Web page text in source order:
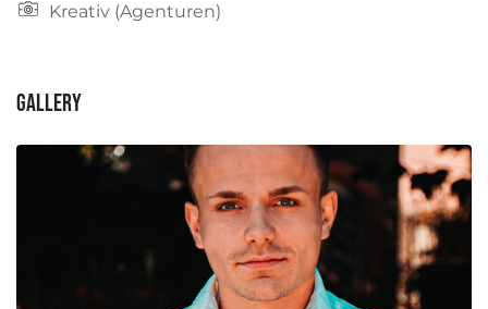
Kreativ (Agenturen)
Gallery